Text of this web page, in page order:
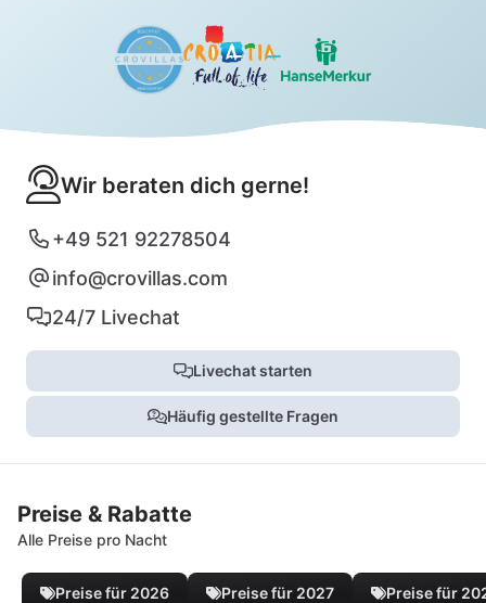
Wir beraten dich gerne!
+49 521 92278504
info@crovillas.com
24/7 Livechat
Livechat starten
Häufig gestellte Fragen
Preise & Rabatte
Alle Preise pro Nacht
Preise für 2026 Preise für 2027 Preise für